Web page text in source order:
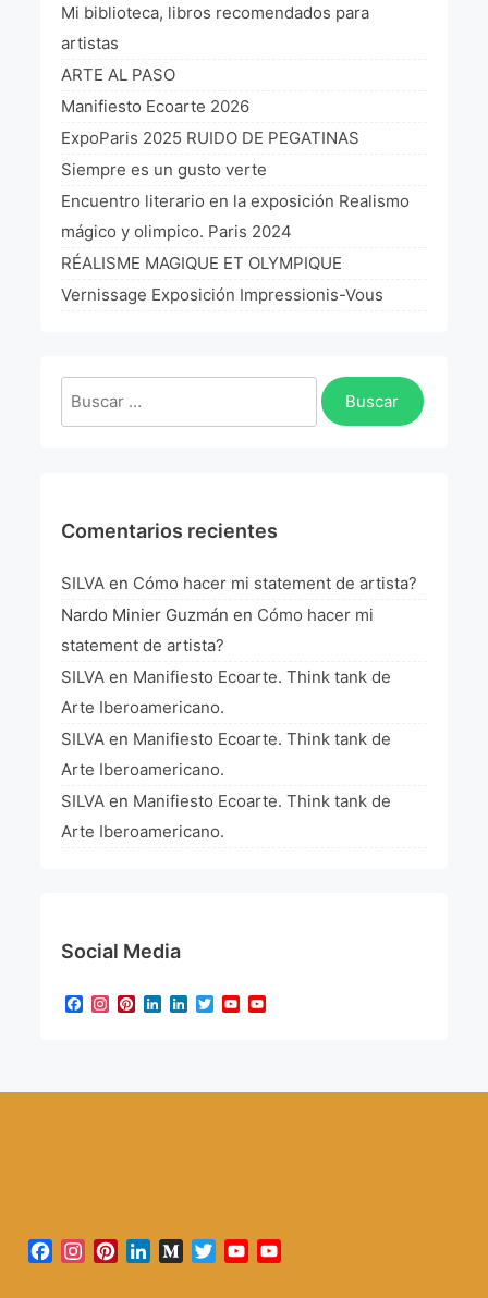
L’art Colombien à Paris 2019
L’art Latino-américain à Paris 2019
Reflecting Source. NY 2019
«Sincronías con sentido» Bogotá Colombia 2019
«Huellas trashumantes» New York 2018
Commissaire D’exposition
Manifiesto Ecoarte
Mi biblioteca, libros recomendados para
artistas
ARTE AL PASO
Manifiesto Ecoarte 2026
ExpoParis 2025 RUIDO DE PEGATINAS
Siempre es un gusto verte
Encuentro literario en la exposición Realismo
mágico y olimpico. Paris 2024
RÉALISME MAGIQUE ET OLYMPIQUE
Vernissage Exposición Impressionis-Vous
Buscar:
Comentarios recientes
SILVA en Cómo hacer mi statement de artista?
Nardo Minier Guzmán en Cómo hacer mi
statement de artista?
SILVA en Manifiesto Ecoarte. Think tank de
Arte Iberoamericano.
SILVA en Manifiesto Ecoarte. Think tank de
Arte Iberoamericano.
SILVA en Manifiesto Ecoarte. Think tank de
Arte Iberoamericano.
Social Media
Facebook
Instagram
Pinterest
LinkedIn
LinkedIn
TwitterYouTube
Facebook
Instagram
PinterestLinkedInMediumTwitterYouTube